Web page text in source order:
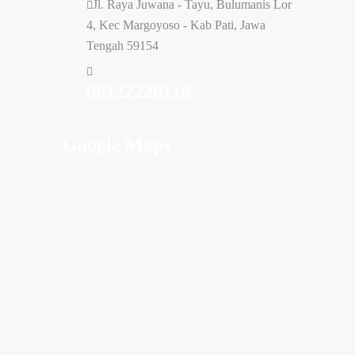
Jl. Raya Juwana - Tayu, Bulumanis Lor
4, Kec Margoyoso - Kab Pati, Jawa
Tengah 59154